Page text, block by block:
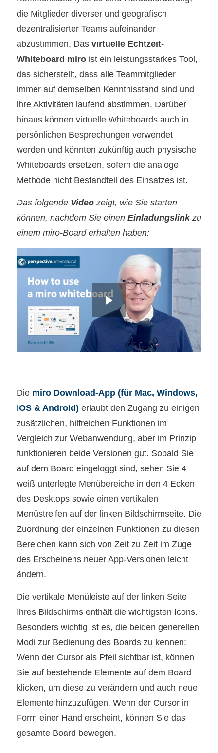
die Mitglieder diverser und geografisch
dezentralisierter Teams aufeinander
abzustimmen. Das virtuelle Echtzeit-
Whiteboard miroist ein leistungsstarkes Tool,
das sicherstellt, dass alle Teammitglieder
immer auf demselben Kenntnisstand sind und
ihre Aktivitäten laufend abstimmen. Darüber
hinaus können virtuelle Whiteboards auch in
persönlichen Besprechungen verwendet
werden und könnten zukünftig auch physische
Whiteboards ersetzen, sofern die analoge
Methode nicht Bestandteil des Einsatzes ist.
Das folgende Videozeigt, wie Sie starten
können, nachdem Sie einen Einladungslinkzu
einem miro-Board erhalten haben:
Die miro Download-App (für Mac, Windows,
iOS & Android) erlaubt den Zugang zu einigen
zusätzlichen, hilfreichen Funktionen im
Vergleich zur Webanwendung, aber im Prinzip
funktionieren beide Versionen gut. Sobald Sie
auf dem Board eingeloggt sind, sehen Sie 4
weiß unterlegte Menübereiche in den 4 Ecken
des Desktops sowie einen vertikalen
Menüstreifen auf der linken Bildschirmseite. Die
Zuordnung der einzelnen Funktionen zu diesen
Bereichen kann sich von Zeit zu Zeit im Zuge
des Erscheinens neuer App-Versionen leicht
ändern.
Die vertikale Menüleiste auf der linken Seite
Ihres Bildschirms enthält die wichtigsten Icons.
Besonders wichtig ist es, die beiden generellen
Modi zur Bedienung des Boards zu kennen:
Wenn der Cursor als Pfeil sichtbar ist, können
Sie auf bestehende Elemente auf dem Board
klicken, um diese zu verändern und auch neue
Elemente hinzuzufügen. Wenn der Cursor in
Form einer Hand erscheint, können Sie das
gesamte Board bewegen.